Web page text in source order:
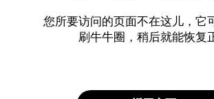
您所要访问的页面不在这儿，它
刷牛牛圈，稍后就能恢复